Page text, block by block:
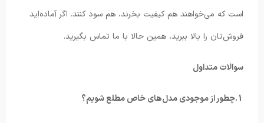
است که می‌خواهند هم کیفیت بخرند، هم سود کنند. اگر آماده‌اید
فروش‌تان را بالا ببرید، همین حالا با ما تماس بگیرید.
سوالات متداول
1.چطور از موجودی مدل‌های خاص مطلع شویم؟